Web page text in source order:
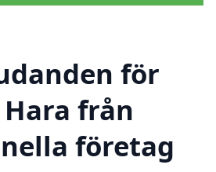
för
från
företag